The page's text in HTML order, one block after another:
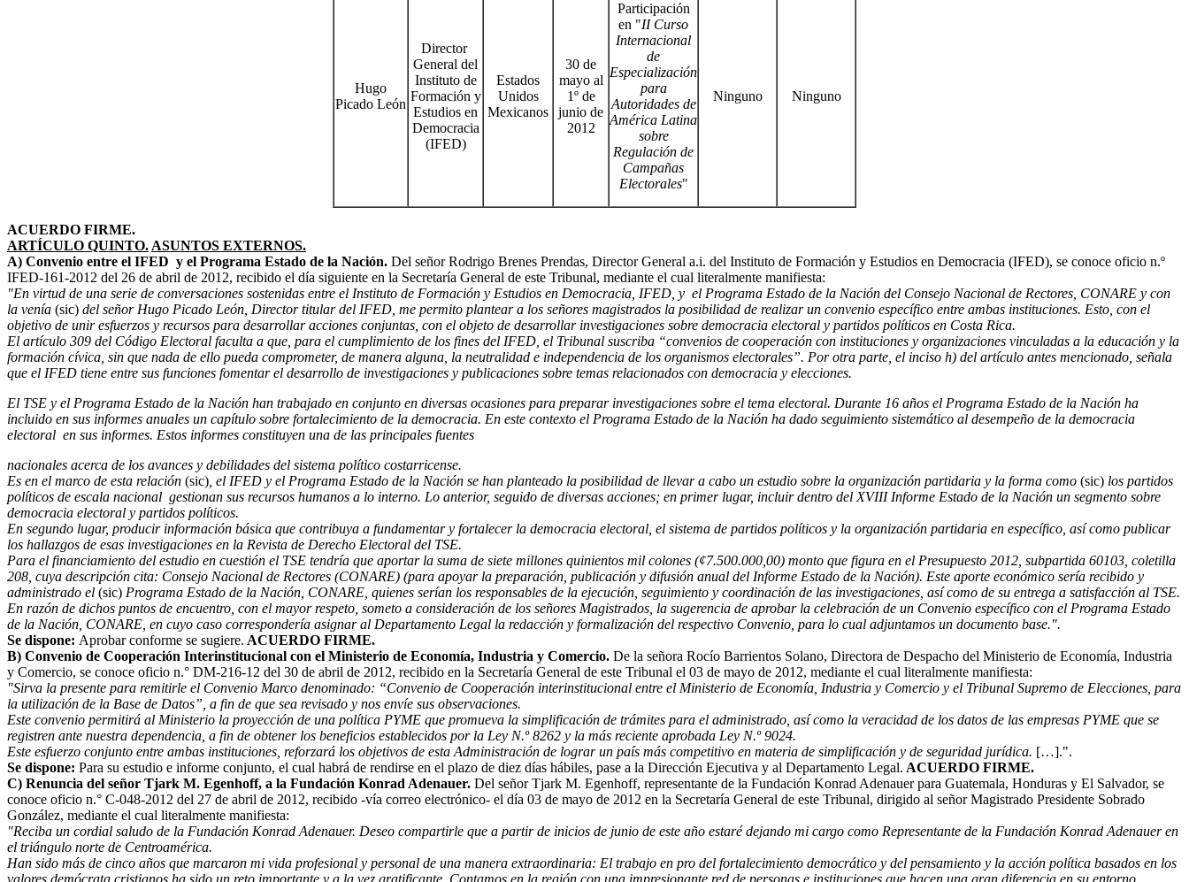
Hugo
Picado León
Director
General del
Instituto de
Formación y
Estudios en
Democracia
(IFED)
Estados
Unidos
Mexicanos
30 de
mayo al
1º de
junio de
2012
Participación
en "II Curso
Internacional
de
Especialización
para
Autoridades de
América Latina
sobre
Regulación de
Campañas
Electorales"
Ninguno Ninguno
ACUERDO FIRME.
ARTÍCULO QUINTO. ASUNTOS EXTERNOS.
A) Convenio entre el IFED y el Programa Estado de la Nación. Del señor Rodrigo Brenes Prendas, Director General a.i. del Instituto de Formación y Estudios en Democracia (IFED), se conoce oficio n.º
IFED-161-2012 del 26 de abril de 2012, recibido el día siguiente en la Secretaría General de este Tribunal, mediante el cual literalmente manifiesta:
"En virtud de una serie de conversaciones sostenidas entre el Instituto de Formación y Estudios en Democracia, IFED, y el Programa Estado de la Nación del Consejo Nacional de Rectores, CONARE y con
la venía (sic) del señor Hugo Picado León, Director titular del IFED, me permito plantear a los señores magistrados la posibilidad de realizar un convenio específico entre ambas instituciones. Esto, con el
objetivo de unir esfuerzos y recursos para desarrollar acciones conjuntas, con el objeto de desarrollar investigaciones sobre democracia electoral y partidos políticos en Costa Rica.
El artículo 309 del Código Electoral faculta a que, para el cumplimiento de los fines del IFED, el Tribunal suscriba “convenios de cooperación con instituciones y organizaciones vinculadas a la educación y la
formación cívica, sin que nada de ello pueda comprometer, de manera alguna, la neutralidad e independencia de los organismos electorales”. Por otra parte, el inciso h) del artículo antes mencionado, señala
que el IFED tiene entre sus funciones fomentar el desarrollo de investigaciones y publicaciones sobre temas relacionados con democracia y elecciones.
El TSE y el Programa Estado de la Nación han trabajado en conjunto en diversas ocasiones para preparar investigaciones sobre el tema electoral. Durante 16 años el Programa Estado de la Nación ha
incluido en sus informes anuales un capítulo sobre fortalecimiento de la democracia. En este contexto el Programa Estado de la Nación ha dado seguimiento sistemático al desempeño de la democracia
electoral en sus informes. Estos informes constituyen una de las principales fuentes
nacionales acerca de los avances y debilidades del sistema político costarricense.
Es en el marco de esta relación (sic) , el IFED y el Programa Estado de la Nación se han planteado la posibilidad de llevar a cabo un estudio sobre la organización partidaria y la forma como (sic) los partidos
políticos de escala nacional gestionan sus recursos humanos a lo interno. Lo anterior, seguido de diversas acciones; en primer lugar, incluir dentro del XVIII Informe Estado de la Nación un segmento sobre
democracia electoral y partidos políticos.
En segundo lugar, producir información básica que contribuya a fundamentar y fortalecer la democracia electoral, el sistema de partidos políticos y la organización partidaria en específico, así como publicar
los hallazgos de esas investigaciones en la Revista de Derecho Electoral del TSE.
Para el financiamiento del estudio en cuestión el TSE tendría que aportar la suma de siete millones quinientos mil colones (¢7.500.000,00) monto que figura en el Presupuesto 2012, subpartida 60103, coletilla
208, cuya descripción cita: Consejo Nacional de Rectores (CONARE) (para apoyar la preparación, publicación y difusión anual del Informe Estado de la Nación). Este aporte económico sería recibido y
administrado el (sic) Programa Estado de la Nación, CONARE, quienes serían los responsables de la ejecución, seguimiento y coordinación de las investigaciones, así como de su entrega a satisfacción al TSE.
En razón de dichos puntos de encuentro, con el mayor respeto, someto a consideración de los señores Magistrados, la sugerencia de aprobar la celebración de un Convenio específico con el Programa Estado
de la Nación, CONARE, en cuyo caso correspondería asignar al Departamento Legal la redacción y formalización del respectivo Convenio, para lo cual adjuntamos un documento base.".
Se dispone: Aprobar conforme se sugiere. ACUERDO FIRME.
B) Convenio de Cooperación Interinstitucional con el Ministerio de Economía, Industria y Comercio. De la señora Rocío Barrientos Solano, Directora de Despacho del Ministerio de Economía, Industria
y Comercio, se conoce oficio n.° DM-216-12 del 30 de abril de 2012, recibido en la Secretaría General de este Tribunal el 03 de mayo de 2012, mediante el cual literalmente manifiesta:
"Sirva la presente para remitirle el Convenio Marco denominado: “Convenio de Cooperación interinstitucional entre el Ministerio de Economía, Industria y Comercio y el Tribunal Supremo de Elecciones, para
la utilización de la Base de Datos”, a fin de que sea revisado y nos envíe sus observaciones.
Este convenio permitirá al Ministerio la proyección de una política PYME que promueva la simplificación de trámites para el administrado, así como la veracidad de los datos de las empresas PYME que se
registren ante nuestra dependencia, a fin de obtener los beneficios establecidos por la Ley N.º 8262 y la más reciente aprobada Ley N.º 9024.
Este esfuerzo conjunto entre ambas instituciones, reforzará los objetivos de esta Administración de lograr un país más competitivo en materia de simplificación y de seguridad jurídica. […].".
Se dispone: Para su estudio e informe conjunto, el cual habrá de rendirse en el plazo de diez días hábiles, pase a la Dirección Ejecutiva y al Departamento Legal. ACUERDO FIRME.
C) Renuncia del señor Tjark M. Egenhoff, a la Fundación Konrad Adenauer. Del señor Tjark M. Egenhoff, representante de la Fundación Konrad Adenauer para Guatemala, Honduras y El Salvador, se
conoce oficio n.° C-048-2012 del 27 de abril de 2012, recibido -vía correo electrónico- el día 03 de mayo de 2012 en la Secretaría General de este Tribunal, dirigido al señor Magistrado Presidente Sobrado
González, mediante el cual literalmente manifiesta:
"Reciba un cordial saludo de la Fundación Konrad Adenauer. Deseo compartirle que a partir de inicios de junio de este año estaré dejando mi cargo como Representante de la Fundación Konrad Adenauer en
el triángulo norte de Centroamérica.
Han sido más de cinco años que marcaron mi vida profesional y personal de una manera extraordinaria: El trabajo en pro del fortalecimiento democrático y del pensamiento y la acción política basados en los
valores demócrata cristianos ha sido un reto importante y a la vez gratificante. Contamos en la región con una impresionante red de personas e instituciones que hacen una gran diferencia en su entorno